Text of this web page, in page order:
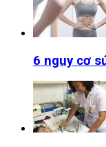
6 nguy cơ